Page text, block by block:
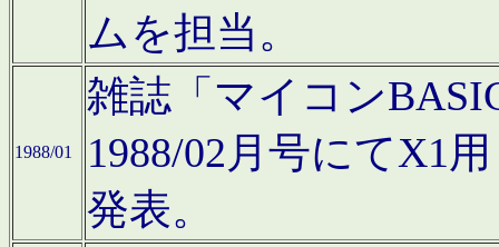
ムを担当。
1988/01
雑誌「マイコン
1988/02月号にてX1
発表。